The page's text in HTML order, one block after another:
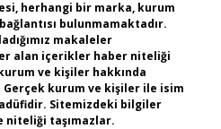
herhangi bir marka, kurum
bulunmamaktadır.
makaleler
alan içerikler haber niteliği
ve kişiler hakkında
Gerçek kurum ve kişiler ile isim
Sitemizdeki bilgiler
niteliği taşımazlar.